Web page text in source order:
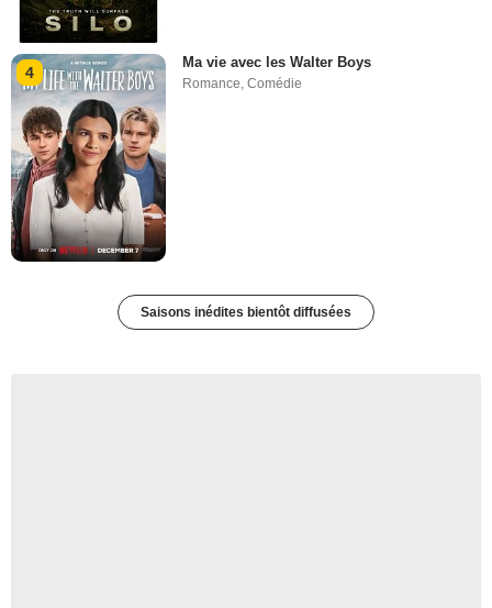
4
Ma vie avec les Walter Boys
Romance,Comédie
Saisons inédites bientôt diffusées